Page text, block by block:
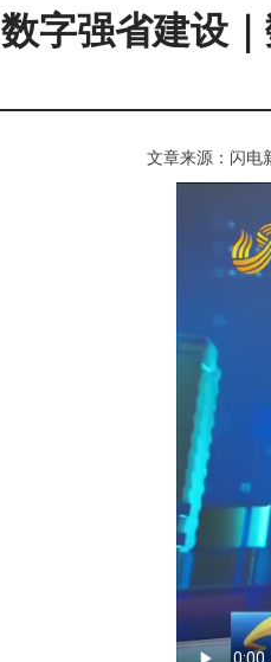
数字强省建设
文章来源：闪电